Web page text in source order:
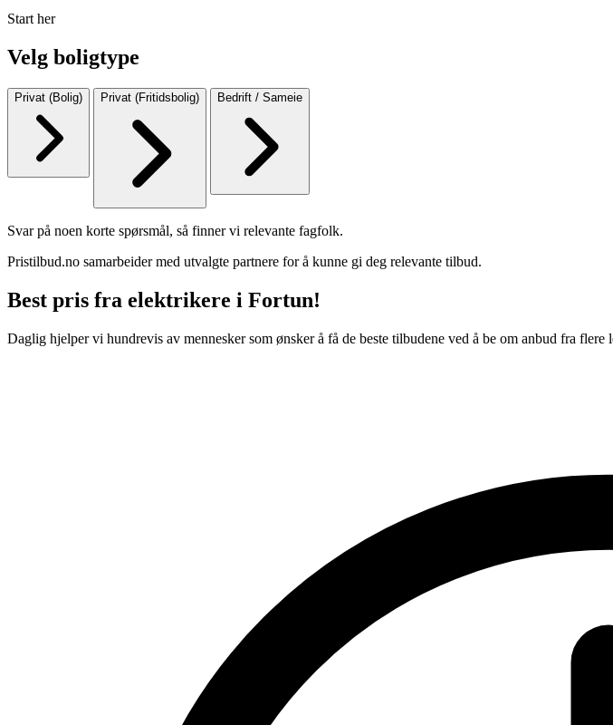
Start her
Velg boligtype
Privat (Bolig) Privat (Fritidsbolig) Bedrift / Sameie
Svar på noen korte spørsmål, så finner vi relevante fagfolk.
Pristilbud.no samarbeider med utvalgte partnere for å kunne gi deg relevante tilbud.
Best pris fra elektrikere i Fortun!
Daglig hjelper vi hundrevis av mennesker som ønsker å få de beste tilbudene ved å be om anbud fra